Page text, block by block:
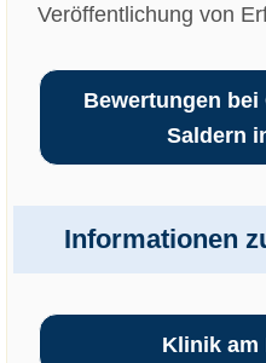
Veröffentlichung von
Bewertungen bei
Saldern
Informationen
Klinik am